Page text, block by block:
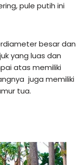
pule putih ini
besar dan
yang luas dan
atas memiliki
juga memiliki
tua.